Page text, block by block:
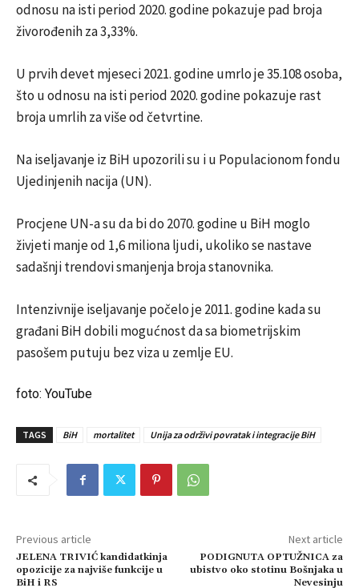
odnosu na isti period 2020. godine pokazuje pad broja
živorođenih za 3,33%.
U prvih devet mjeseci 2021. godine umrlo je 35.108 osoba,
što u odnosu na isti period 2020. godine pokazuje rast
broja umrlih za više od četvrtine.
Na iseljavanje iz BiH upozorili su i u Populacionom fondu
Ujedinjenih nacija (UN).
Procjene UN-a su da bi do 2070. godine u BiH moglo
živjeti manje od 1,6 miliona ljudi, ukoliko se nastave
sadašnji trendovi smanjenja broja stanovnika.
Intenzivnije iseljavanje počelo je 2011. godine kada su
građani BiH dobili mogućnost da sa biometrijskim
pasošem putuju bez viza u zemlje EU.
foto: YouTube
TAGS BiH mortalitet Unija za održivi povratak i integracije BiH
Previous article
JELENA TRIVIĆ kandidatkinja
opozicije za najviše funkcije u
BiH i RS
Next article
PODIGNUTA OPTUŽNICA za
ubistvo oko stotinu Bošnjaka u
Nevesinju